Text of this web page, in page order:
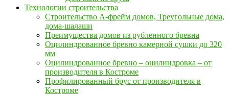
Технологии строительства
Строительство А-фрейм домов, Треугольные дома,
дома-шалаши
Преимущества домов из рубленного бревна
Оцилиндрованное бревно камерной сушки до 320
мм
Оцилиндрованное бревно – оцилиндровка – от
производителя в Костроме
Профилированный брус от производителя в
Костроме